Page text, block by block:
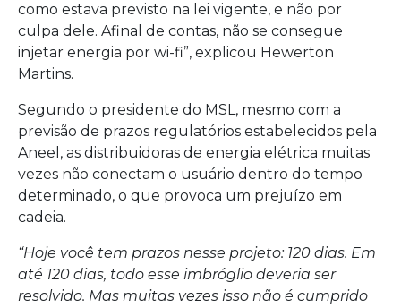
como estava previsto na lei vigente, e não por
culpa dele. Afinal de contas, não se consegue
injetar energia por wi-fi”, explicou Hewerton
Martins.
Segundo o presidente do MSL, mesmo com a
previsão de prazos regulatórios estabelecidos pela
Aneel, as distribuidoras de energia elétrica muitas
vezes não conectam o usuário dentro do tempo
determinado, o que provoca um prejuízo em
cadeia.
“Hoje você tem prazos nesse projeto: 120 dias. Em
até 120 dias, todo esse imbróglio deveria ser
resolvido. Mas muitas vezes isso não é cumprido